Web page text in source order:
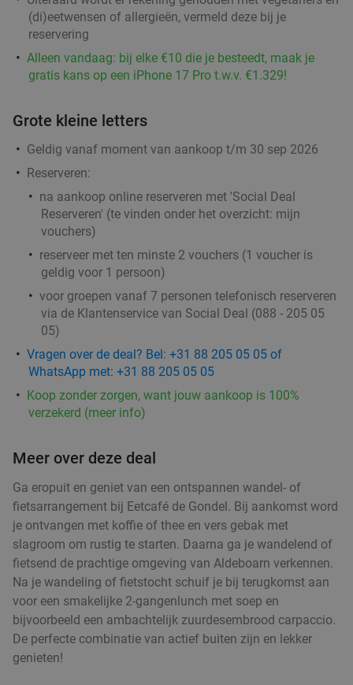
(di)eetwensen of allergieën, vermeld deze bij je
reservering
Alleen vandaag: bij elke €10 die je besteedt, maak je
gratis kans op een iPhone 17 Pro t.w.v. €1.329!
Grote kleine letters
Geldig vanaf moment van aankoop t/m 30 sep 2026
Reserveren:
na aankoop online reserveren met 'Social Deal
Reserveren' (te vinden onder het overzicht: mijn
vouchers)
reserveer met ten minste 2 vouchers (1 voucher is
geldig voor 1 persoon)
voor groepen vanaf 7 personen telefonisch reserveren
via de Klantenservice van Social Deal (088 - 205 05
05)
Vragen over de deal? Bel: +31 88 205 05 05 of
WhatsApp met: +31 88 205 05 05
Koop zonder zorgen, want jouw aankoop is 100%
verzekerd (meer info)
Meer over deze deal
Ga eropuit en geniet van een ontspannen wandel- of
fietsarrangement bij Eetcafé de Gondel. Bij aankomst word
je ontvangen met koffie of thee en vers gebak met
slagroom om rustig te starten. Daarna ga je wandelend of
fietsend de prachtige omgeving van Aldeboarn verkennen.
Na je wandeling of fietstocht schuif je bij terugkomst aan
voor een smakelijke 2-gangenlunch met soep en
bijvoorbeeld een ambachtelijk zuurdesembrood carpaccio.
De perfecte combinatie van actief buiten zijn en lekker
genieten!